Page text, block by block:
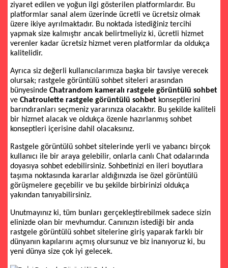
ziyaret edilen ve yoğun ilgi gösterilen platformlardır. Bu
platformlar sanal alem üzerinde ücretli ve ücretsiz olmak
üzere ikiye ayrılmaktadır. Bu noktada istediğiniz tercihi
yapmak size kalmıştır ancak belirtmeliyiz ki, ücretli hizmet
verenler kadar ücretsiz hizmet veren platformlar da oldukça
kalitelidir.
Ayrıca siz değerli kullanıcılarımıza başka bir tavsiye verecek
olursak; rastgele görüntülü sohbet siteleri arasından
bünyesinde Chatrandom kameralı rastgele görüntülü sohbet
ve Chatroulette rastgele görüntülü sohbet konseptlerini
barındıranları seçmeniz yararınıza olacaktır. Bu şekilde kaliteli
bir hizmet alacak ve oldukça özenle hazırlanmış sohbet
konseptleri içerisine dahil olacaksınız.
Rastgele görüntülü sohbet sitelerinde yerli ve yabancı birçok
kullanıcı ile bir araya gelebilir, onlarla canlı Chat odalarında
doyasıya sohbet edebilirsiniz. Sohbetinizi en ileri boyutlara
taşıma noktasında kararlar aldığınızda ise özel görüntülü
görüşmelere geçebilir ve bu şekilde birbirinizi oldukça
yakından tanıyabilirsiniz.
Unutmayınız ki, tüm bunları gerçekleştirebilmek sadece sizin
elinizde olan bir mevhumdur. Canınızın istediği bir anda
rastgele görüntülü sohbet sitelerine giriş yaparak farklı bir
dünyanın kapılarını açmış olursunuz ve biz inanıyoruz ki, bu
yeni dünya size çok iyi gelecek.